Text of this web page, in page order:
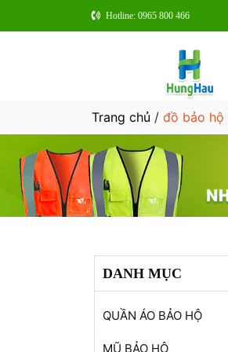
Hotline: 0965 800 466
Trang chủ / đồ bảo hộ
DANH MỤC
QUẦN ÁO BẢO HỘ
Áo gile bảo hộ xuất
MŨ BẢO HỘ